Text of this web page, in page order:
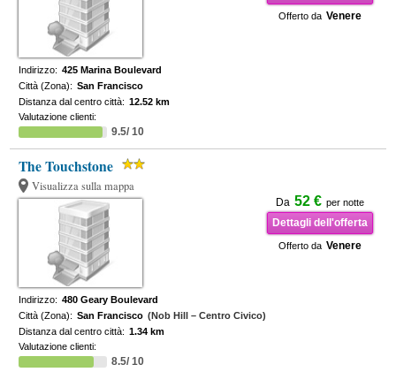
Offerto da Venere
Indirizzo: 425 Marina Boulevard
Città (Zona): San Francisco
Distanza dal centro città: 12.52 km
Valutazione clienti:
9.5/ 10
The Touchstone
Visualizza sulla mappa
Da 52 € per notte
Dettagli dell'offerta
Offerto da Venere
Indirizzo: 480 Geary Boulevard
Città (Zona): San Francisco (Nob Hill – Centro Civico)
Distanza dal centro città: 1.34 km
Valutazione clienti:
8.5/ 10